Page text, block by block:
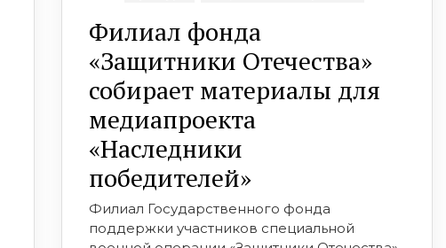
Филиал фонда
«Защитники Отечества»
собирает материалы для
медиапроекта
«Наследники
победителей»
Филиал Государственного фонда
поддержки участников специальной